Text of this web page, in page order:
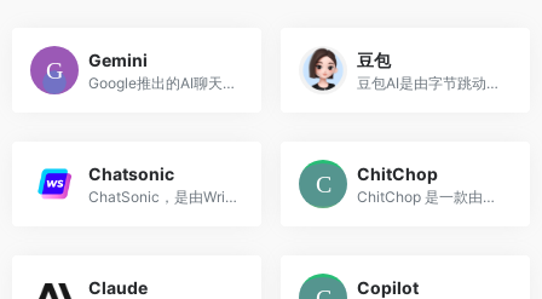
Gemini
Google推出的AI聊天对话机器人，帮助你处理写作、规划、学习等事务
豆包
豆包AI是由字节跳动公司基于“云雀”大模型开发的一款多功能人工智能工具。
Chatsonic
ChatSonic，是由Writesonic推出AI聊天机器人平台，是ChatGPT的替代产品
ChitChop
ChitChop 是一款由字节跳动推出的大型生成式AI助理工具，专注于提供多种智能机器人服务。
Claude Copilot